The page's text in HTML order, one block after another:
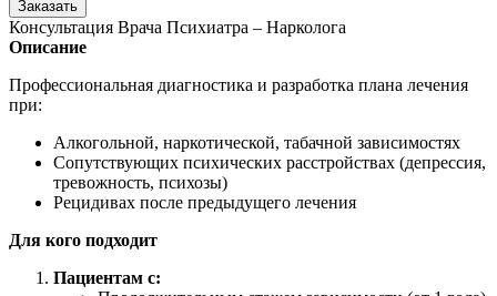
Заказать
Консультация Врача Психиатра – Нарколога
Описание
Профессиональная диагностика и разработка плана лечения
при:
Алкогольной, наркотической, табачной зависимостях
Сопутствующих психических расстройствах (депрессия,
тревожность, психозы)
Рецидивах после предыдущего лечения
Для кого подходит
Пациентам с: